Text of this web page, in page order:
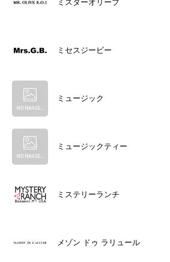
ミスターオリーブ
ミセスジービー
ミュージック
ミュージックティー
ミステリーランチ
メゾン ドゥ ラリュール